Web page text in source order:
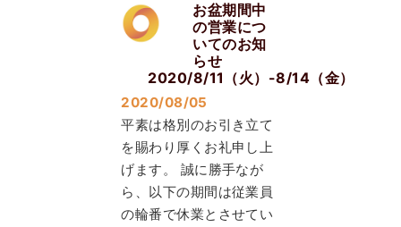
お盆期間中
の営業につ
いてのお知
らせ
2020/8/11（火）-8/14（金）
2020/08/05
平素は格別のお引き立て
を賜わり厚くお礼申し上
げます。 誠に勝手なが
ら、以下の期間は従業員
の輪番で休業とさせてい